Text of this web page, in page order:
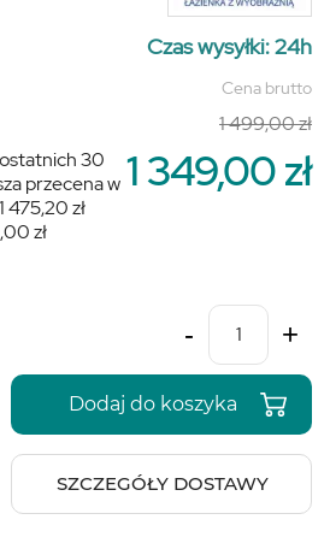
Czas wysyłki: 24h
Cena brutto
1 499,00 zł
1 349,00 zł
30
przecena w
1 475,20 zł
zł
- +
Dodaj do koszyka
SZCZEGÓŁY DOSTAWY